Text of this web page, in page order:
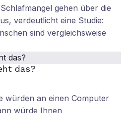
gehen über die
verdeutlicht eine Studie:
sind vergleichsweise
das?
würden an einen Computer
würde Ihnen